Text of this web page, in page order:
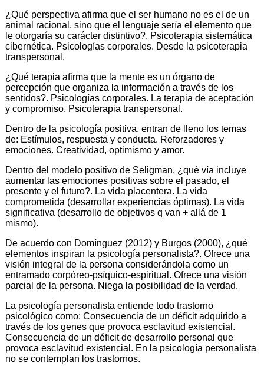
¿Qué perspectiva afirma que el ser humano no es el de un
animal racional, sino que el lenguaje sería el elemento que
le otorgaría su carácter distintivo?. Psicoterapia sistemática
cibernética. Psicologías corporales. Desde la psicoterapia
transpersonal.
¿Qué terapia afirma que la mente es un órgano de
percepción que organiza la información a través de los
sentidos?. Psicologías corporales. La terapia de aceptación
y compromiso. Psicoterapia transpersonal.
Dentro de la psicología positiva, entran de lleno los temas
de: Estímulos, respuesta y conducta. Reforzadores y
emociones. Creatividad, optimismo y amor.
Dentro del modelo positivo de Seligman, ¿qué vía incluye
aumentar las emociones positivas sobre el pasado, el
presente y el futuro?. La vida placentera. La vida
comprometida (desarrollar experiencias óptimas). La vida
significativa (desarrollo de objetivos q van + allá de 1
mismo).
De acuerdo con Domínguez (2012) y Burgos (2000), ¿qué
elementos inspiran la psicología personalista?. Ofrece una
visión integral de la persona considerándola como un
entramado corpóreo-psíquico-espiritual. Ofrece una visión
parcial de la persona. Niega la posibilidad de la verdad.
La psicología personalista entiende todo trastorno
psicológico como: Consecuencia de un déficit adquirido a
través de los genes que provoca esclavitud existencial.
Consecuencia de un déficit de desarrollo personal que
provoca esclavitud existencial. En la psicología personalista
no se contemplan los trastornos.